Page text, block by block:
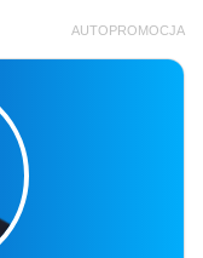
AUTOPROMOCJA